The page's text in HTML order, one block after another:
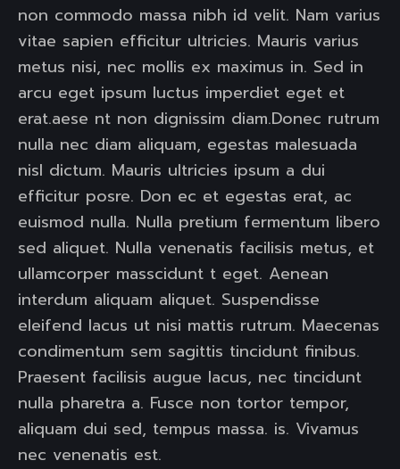
non commodo massa nibh id velit. Nam varius
vitae sapien efficitur ultricies. Mauris varius
metus nisi, nec mollis ex maximus in. Sed in
arcu eget ipsum luctus imperdiet eget et
erat.aese nt non dignissim diam.Donec rutrum
nulla nec diam aliquam, egestas malesuada
nisl dictum. Mauris ultricies ipsum a dui
efficitur posre. Don ec et egestas erat, ac
euismod nulla. Nulla pretium fermentum libero
sed aliquet. Nulla venenatis facilisis metus, et
ullamcorper masscidunt t eget. Aenean
interdum aliquam aliquet. Suspendisse
eleifend lacus ut nisi mattis rutrum. Maecenas
condimentum sem sagittis tincidunt finibus.
Praesent facilisis augue lacus, nec tincidunt
nulla pharetra a. Fusce non tortor tempor,
aliquam dui sed, tempus massa. is. Vivamus
nec venenatis est.